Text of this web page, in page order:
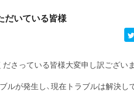
だいている皆様
さっている皆様大変申し訳ございま
ルが発生し、現在トラブルは解決し